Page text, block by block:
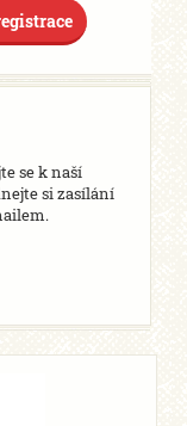
se k naší
si zasílání